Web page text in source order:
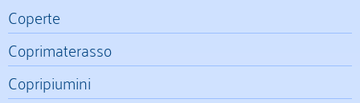
Coperte
Coprimaterasso
Copripiumini